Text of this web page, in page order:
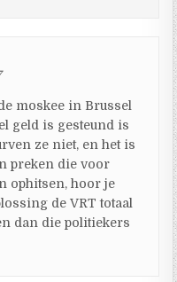
moskee in Brussel
geld is gesteund is
ze niet, en het is
preken die voor
ophitsen, hoor je
de VRT totaal
dan die politiekers